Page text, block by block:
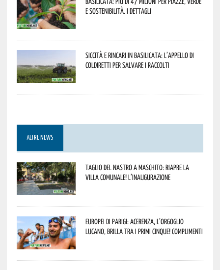
e sostenibilità. I dettagli
Siccità e rincari in Basilicata: l’appello di
Coldiretti per salvare i raccolti
ALTRE NEWS
Taglio del nastro a Maschito: riapre la
Villa Comunale! L’inaugurazione
Europei di Parigi: Acerenza, l’orgoglio
lucano, brilla tra i primi cinque! Complimenti